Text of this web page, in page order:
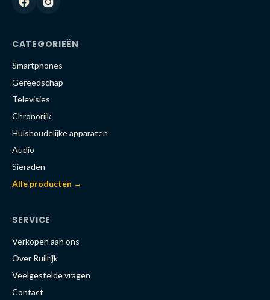
CATEGORIEËN
Smartphones
Gereedschap
Televisies
Chronorijk
Huishoudelijke apparaten
Audio
Sieraden
Alle producten →
SERVICE
Verkopen aan ons
Over Ruilrijk
Veelgestelde vragen
Contact